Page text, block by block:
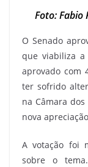
Foto: Fabio
O Senado
que viabiliza a
aprovado com
ter sofrido
na Câmara
nova
A votação foi
sobre o